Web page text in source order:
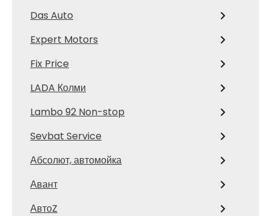
Das Auto
Expert Motors
Fix Price
LADA Колми
Lambo 92 Non-stop
Sevbat Service
Абсолют, автомойка
Авант
АвтоZ